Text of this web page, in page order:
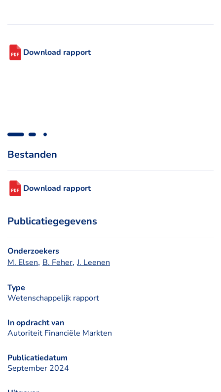
Download rapport
Bestanden
Download rapport
Publicatiegegevens
Onderzoekers
M. Elsen, B. Feher, J. Leenen
Type
Wetenschappelijk rapport
In opdracht van
Autoriteit Financiële Markten
Publicatiedatum
September 2024